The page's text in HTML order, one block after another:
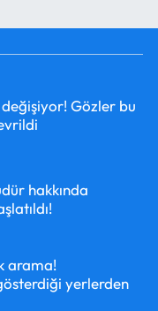
Gözler bu
hakkında
arama!
yerlerden